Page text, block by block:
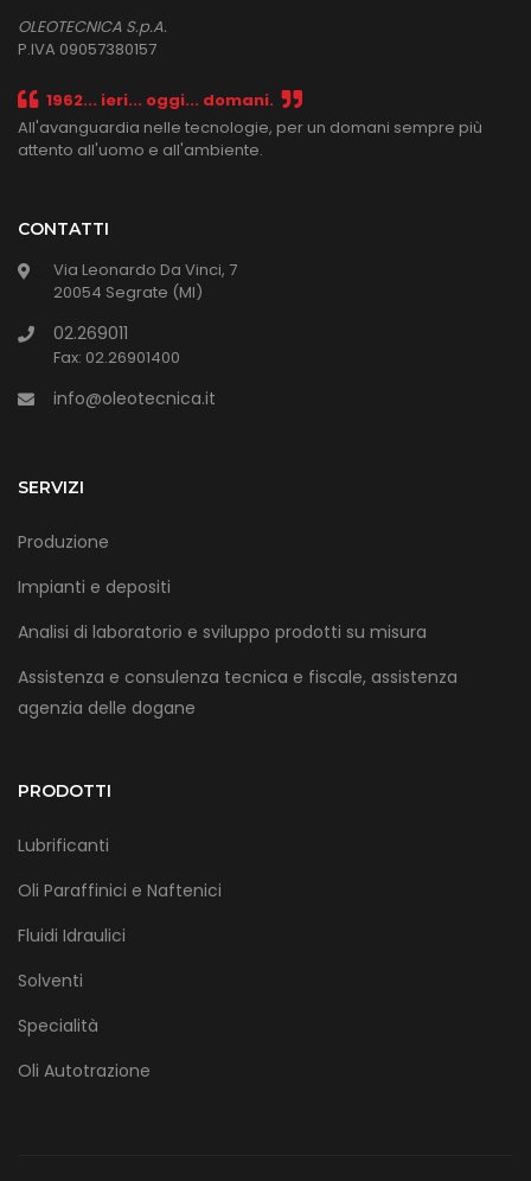
OLEOTECNICA S.p.A.
P.IVA 09057380157
1962... ieri... oggi... domani.
All'avanguardia nelle tecnologie, per un domani sempre più
attento all'uomo e all'ambiente.
CONTATTI
Via Leonardo Da Vinci, 7
20054 Segrate (MI)
02.269011
Fax: 02.26901400
info@oleotecnica.it
SERVIZI
Produzione
Impianti e depositi
Analisi di laboratorio e sviluppo prodotti su misura
Assistenza e consulenza tecnica e fiscale, assistenza
agenzia delle dogane
PRODOTTI
Lubrificanti
Oli Paraffinici e Naftenici
Fluidi Idraulici
Solventi
Specialità
Oli Autotrazione